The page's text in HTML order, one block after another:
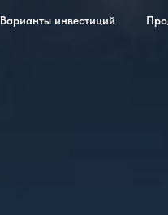
Варианты инвестиций